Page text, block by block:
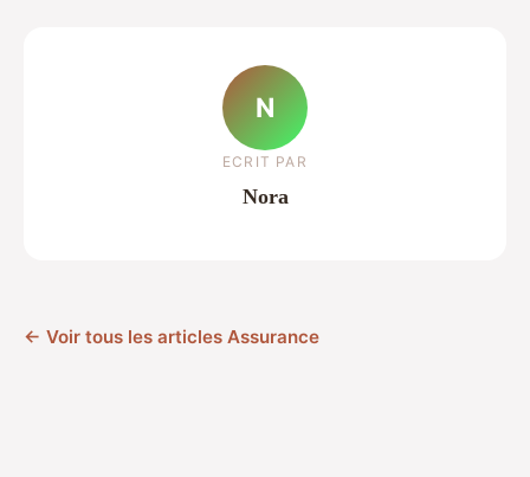
N
ECRIT PAR
Nora
← Voir tous les articles Assurance